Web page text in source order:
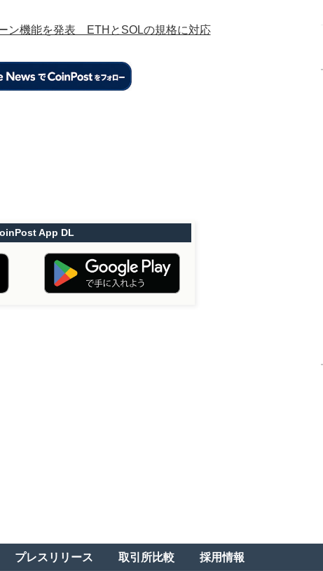
ン機能を発表 ETHとSOLの規格に対応
App DL
プレスリリース 取引所比較 採用情報